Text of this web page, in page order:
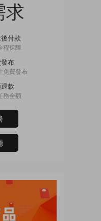
求
付款
程保障
布
免費發布
款
務全額